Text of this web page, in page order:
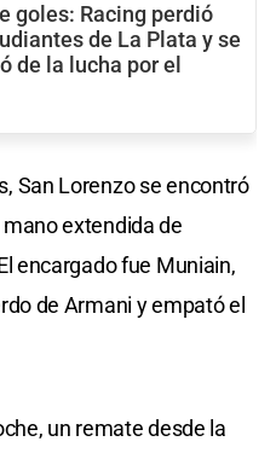
goles: Racing perdió
de La Plata y se
de la lucha por el
San Lorenzo se encontró
extendida de
encargado fue Muniain,
de Armani y empató el
un remate desde la